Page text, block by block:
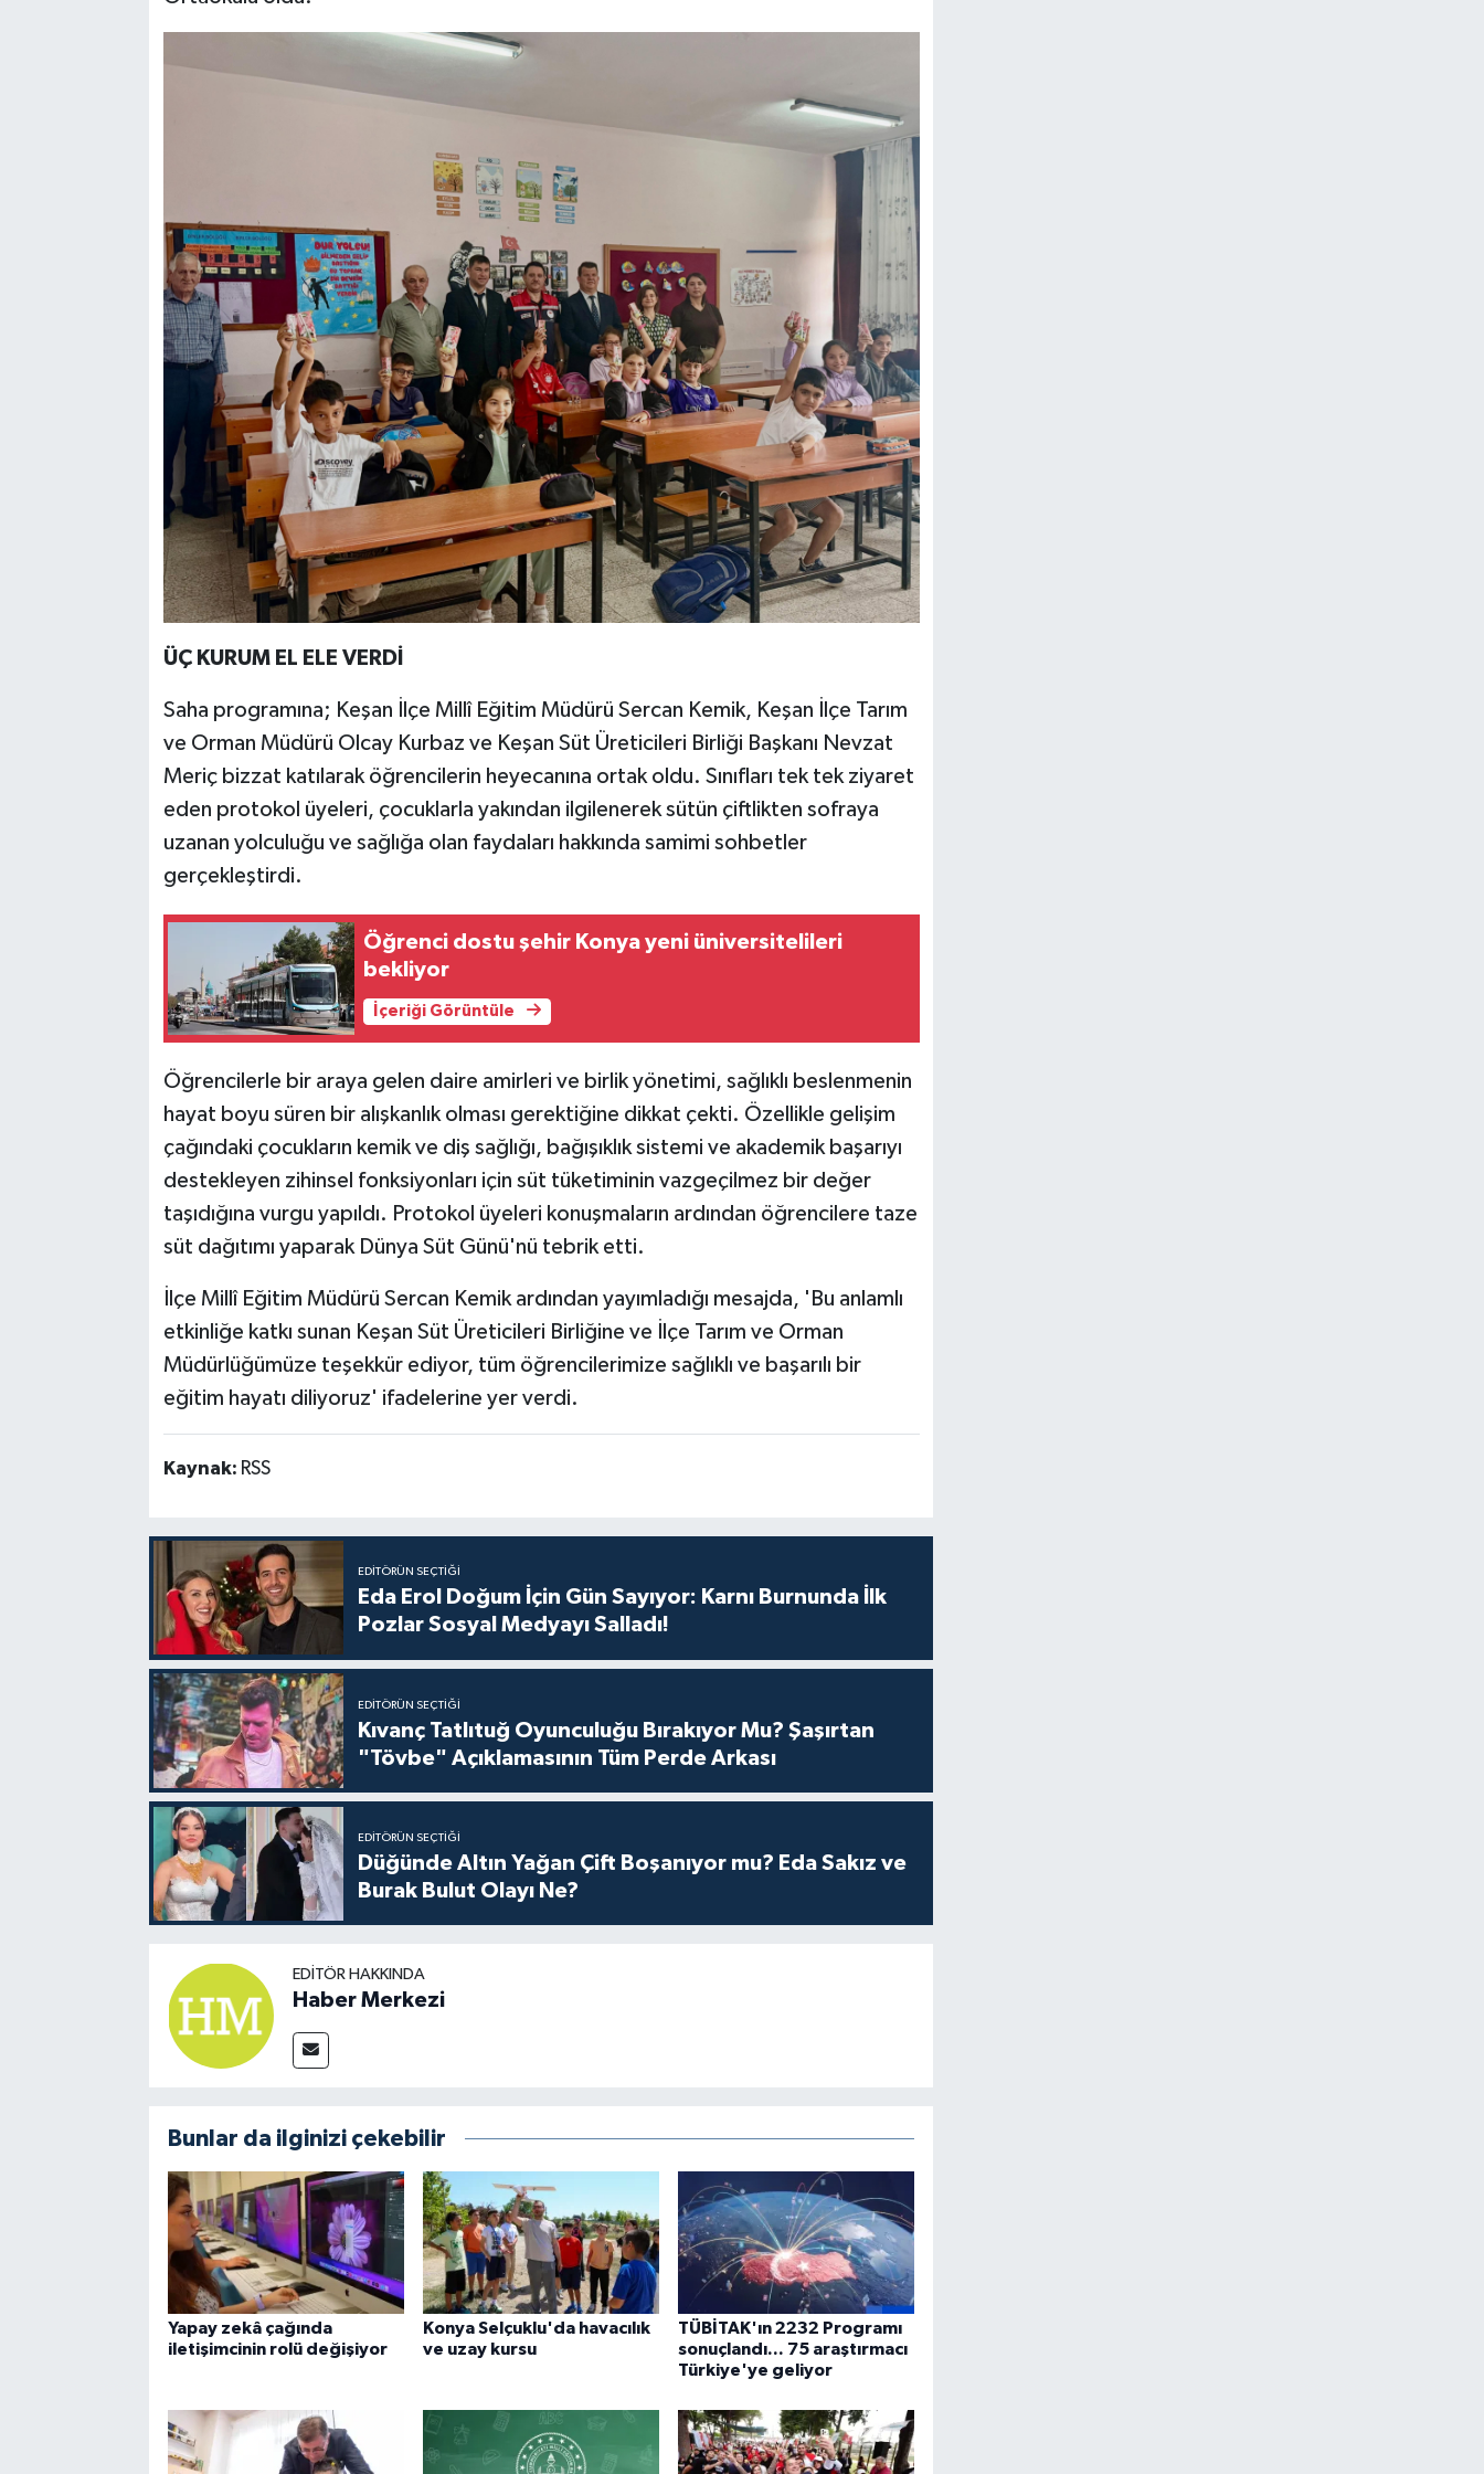
ÜÇ KURUM EL ELE VERDİ
Saha programına; Keşan İlçe Millî Eğitim Müdürü Sercan Kemik, Keşan İlçe Tarım
ve Orman Müdürü Olcay Kurbaz ve Keşan Süt Üreticileri Birliği Başkanı Nevzat
Meriç bizzat katılarak öğrencilerin heyecanına ortak oldu. Sınıfları tek tek ziyaret
eden protokol üyeleri, çocuklarla yakından ilgilenerek sütün çiftlikten sofraya
uzanan yolculuğu ve sağlığa olan faydaları hakkında samimi sohbetler
gerçekleştirdi.
Öğrenci dostu şehir Konya yeni üniversitelileri
bekliyor
İçeriği Görüntüle
Öğrencilerle bir araya gelen daire amirleri ve birlik yönetimi, sağlıklı beslenmenin
hayat boyu süren bir alışkanlık olması gerektiğine dikkat çekti. Özellikle gelişim
çağındaki çocukların kemik ve diş sağlığı, bağışıklık sistemi ve akademik başarıyı
destekleyen zihinsel fonksiyonları için süt tüketiminin vazgeçilmez bir değer
taşıdığına vurgu yapıldı. Protokol üyeleri konuşmaların ardından öğrencilere taze
süt dağıtımı yaparak Dünya Süt Günü'nü tebrik etti.
İlçe Millî Eğitim Müdürü Sercan Kemik ardından yayımladığı mesajda, 'Bu anlamlı
etkinliğe katkı sunan Keşan Süt Üreticileri Birliğine ve İlçe Tarım ve Orman
Müdürlüğümüze teşekkür ediyor, tüm öğrencilerimize sağlıklı ve başarılı bir
eğitim hayatı diliyoruz' ifadelerine yer verdi.
Kaynak: RSS
EDITÖRÜN SEÇTIĞI
Eda Erol Doğum İçin Gün Sayıyor: Karnı Burnunda İlk
Pozlar Sosyal Medyayı Salladı!
EDITÖRÜN SEÇTIĞI
Kıvanç Tatlıtuğ Oyunculuğu Bırakıyor Mu? Şaşırtan
"Tövbe" Açıklamasının Tüm Perde Arkası
EDITÖRÜN SEÇTIĞI
Düğünde Altın Yağan Çift Boşanıyor mu? Eda Sakız ve
Burak Bulut Olayı Ne?
EDITÖR HAKKINDA
Haber Merkezi
Bunlar da ilginizi çekebilir
Yapay zekâ çağında
iletişimcinin rolü değişiyor
Konya Selçuklu'da havacılık
ve uzay kursu
TÜBİTAK'ın 2232 Programı
sonuçlandı... 75 araştırmacı
Türkiye'ye geliyor